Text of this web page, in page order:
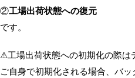
②工場出荷状態への復元
です。
⚠工場出荷状態への初期化の際は
ご自身で初期化される場合、バッ